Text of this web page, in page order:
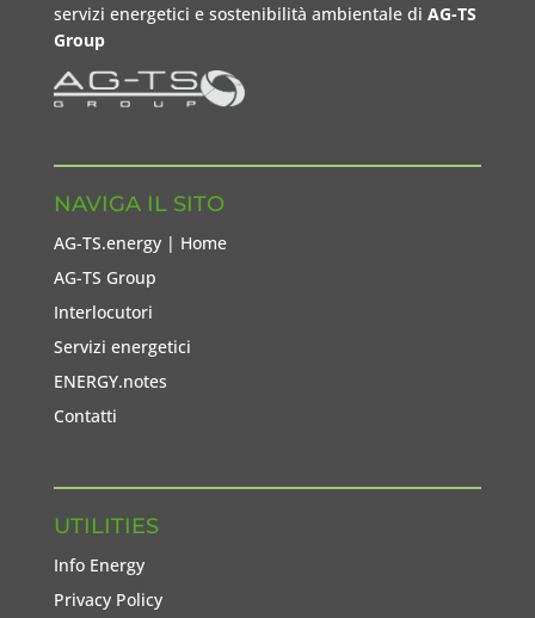
servizi energetici e sostenibilità ambientale di AG-TS
Group
NAVIGA IL SITO
AG-TS.energy | Home
AG-TS Group
Interlocutori
Servizi energetici
ENERGY.notes
Contatti
UTILITIES
Info Energy
Privacy Policy